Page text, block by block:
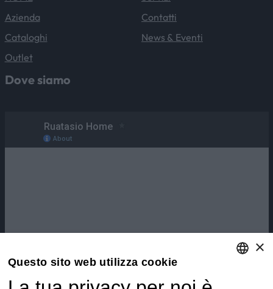
Azienda
Cataloghi
Outlet
Contatti
News & Eventi
Dove siamo
×
Questo sito web utilizza cookie